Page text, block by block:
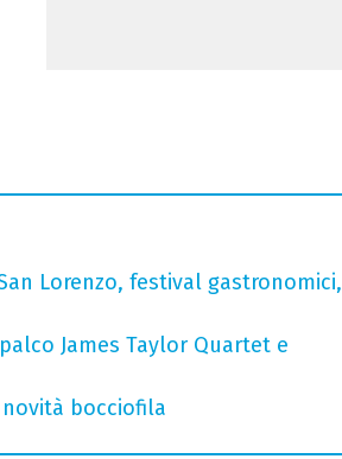
Lorenzo, festival gastronomici,
James Taylor Quartet e
bocciofila